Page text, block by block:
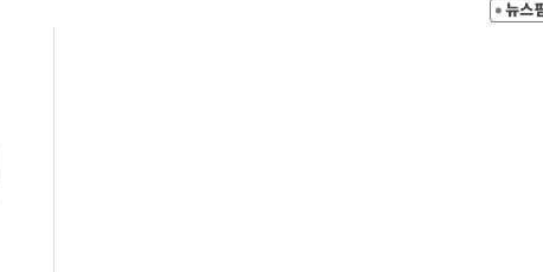
크에 반도체주 '활짝'
려 후퇴…나스닥 선물 1%대 상승
드플레어·태양광주↑ VS 트레이드데스크·웬디스↓
7359명 끝까지 찾겠다"